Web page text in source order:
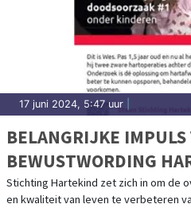
17 juni 2024, 5:47 uur
BELANGRIJKE IMPULS
BEWUSTWORDING
KINDEREN
Stichting Hartekind zet zich in om de
en kwaliteit van leven te verbeteren